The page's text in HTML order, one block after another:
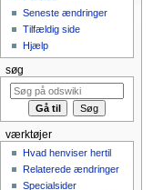
Seneste ændringer
Tilfældig side
Hjælp
søg
værktøjer
Hvad henviser hertil
Relaterede ændringer
Specialsider